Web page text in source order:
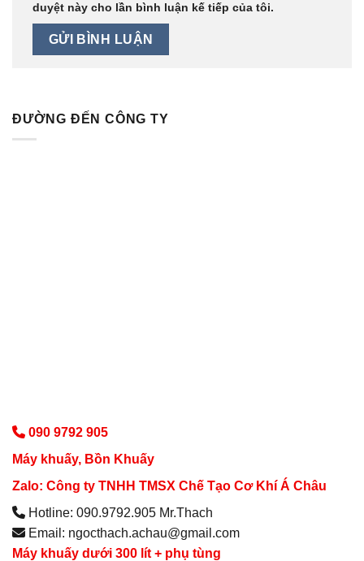
duyệt này cho lần bình luận kế tiếp của tôi.
ĐƯỜNG ĐẾN CÔNG TY
090 9792 905
Máy khuấy, Bồn Khuấy
Zalo: Công ty TNHH TMSX Chế Tạo Cơ Khí Á Châu
Hotline: 090.9792.905 Mr.Thach
Email: ngocthach.achau@gmail.com
Máy khuấy dưới 300 lít + phụ tùng